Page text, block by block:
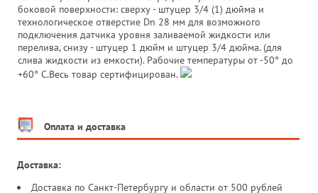
боковой поверхности: сверху - штуцер 3/4 (1) дюйма и
технологическое отверстие Dn 28 мм для возможного
подключения датчика уровня заливаемой жидкости или
перелива, снизу - штуцер 1 дюйм и штуцер 3/4 дюйма. (для
слива жидкости из емкости). Рабочие температуры от -50° до
+60° С.Весь товар сертифицирован.
Оплата и доставка
Доставка:
Доставка по Санкт-Петербургу и области от 500 рублей